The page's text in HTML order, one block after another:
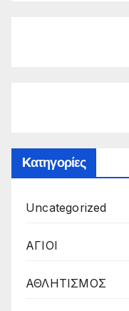
Kατηγορίες
Uncategorized
ΑΓΙΟΙ
ΑΘΛΗΤΙΣΜΟΣ